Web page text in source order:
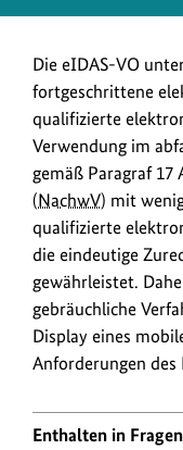
Die eIDAS-VO
fortgeschrittene
qualifizierte
Verwendung im
gemäß Paragraf 17
(NachwV) mit
qualifizierte
die eindeutige
gewährleistet.
gebräuchliche
Display eines
Anforderungen des
Enthalten in